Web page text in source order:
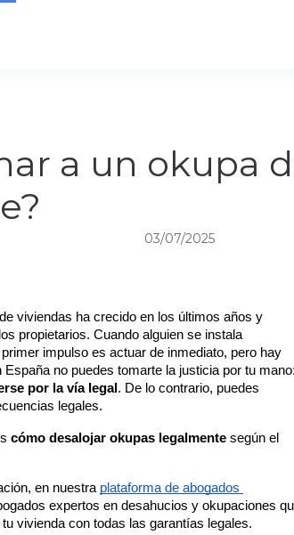
a un okupa
03/07/2025
viviendas ha crecido en los últimos años y
propietarios. Cuando alguien se instala
impulso es actuar de inmediato, pero hay
por la vía legal . De lo contrario, puedes
legales.
cómo desalojar okupas legalmente según el
en nuestra plataforma de abogados
expertos en desahucios y okupaciones
vivienda con todas las garantías legales.